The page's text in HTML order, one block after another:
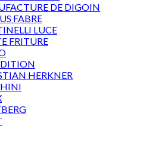
DE DIGOIN
FABRE
LUCE
FRITURE
HERKNER